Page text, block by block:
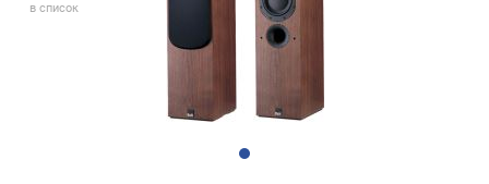
в список